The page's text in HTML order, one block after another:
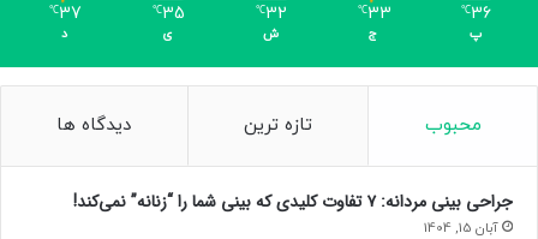
ا
ن
ه
ع
36
℃
پ
33
℃
ج
32
℃
ش
35
℃
ی
37
℃
د
محبوب تازه ترین دیدگاه ها
جراحی بینی مردانه: ۷ تفاوت کلیدی که بینی شما را “زنانه” نمی‌کند!
آبان 15, 1404